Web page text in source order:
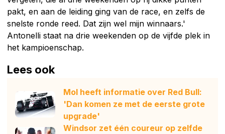
pakt, en aan de leiding ging van de race, en zelfs de
snelste ronde reed. Dat zijn wel mijn winnaars.'
Antonelli staat na drie weekenden op de vijfde plek in
het kampioenschap.
Lees ook
Mol heeft informatie over Red Bull:
'Dan komen ze met de eerste grote
upgrade'
Windsor zet één coureur op zelfde